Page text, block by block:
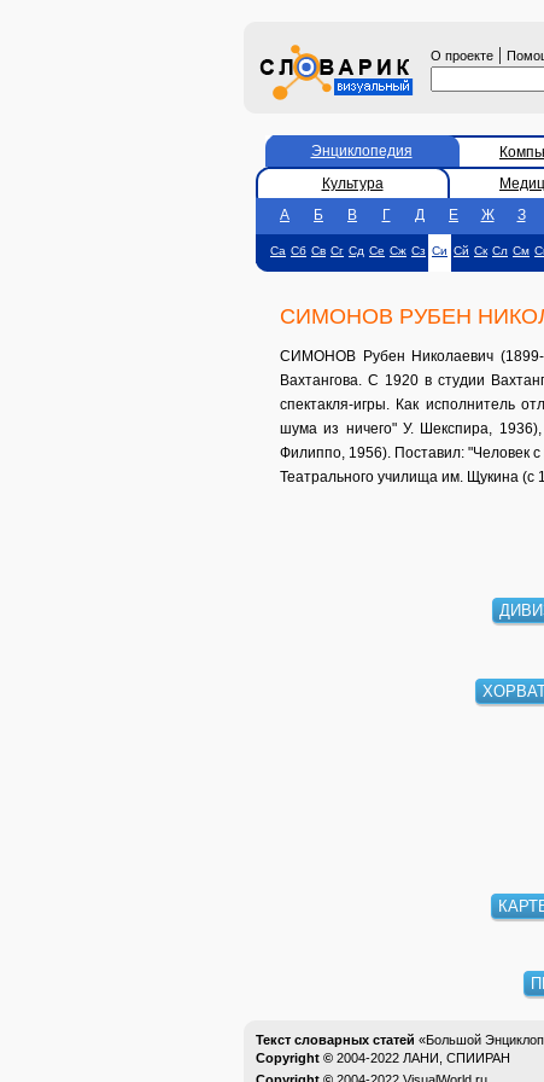
О проекте |
Энциклопедия
Культура
А
Б В Г Д Е Ж З
Са Сб Св Сг Сд Се Сж Сз Си Сй Ск Сл См
СИМОНОВ РУБЕН
СИМОНОВ Рубен Николаевич (1899-
Вахтангова. С 1920 в студии
спектакля-игры. Как исполнитель
шума из ничего" У. Шекспира,
Филиппо, 1956). Поставил: "Человек
Театрального училища им. Щукина
ХОРВАТ
Текст словарных статей «Большой
Copyright © 2004-2022 ЛАНИ, СПИИРАН